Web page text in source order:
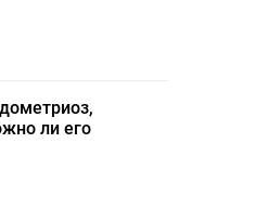
ли его